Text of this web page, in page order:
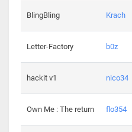
BlingBling Krach
Letter-Factory b0z
hackit v1 nico34
Own Me : The return flo354